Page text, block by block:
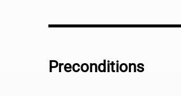
Preconditions